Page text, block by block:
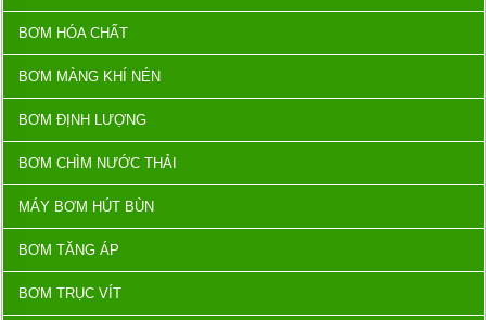
BƠM HÓA CHẤT
BƠM MÀNG KHÍ NÉN
BƠM ĐỊNH LƯỢNG
BƠM CHÌM NƯỚC THẢI
MÁY BƠM HÚT BÙN
BƠM TĂNG ÁP
BƠM TRỤC VÍT